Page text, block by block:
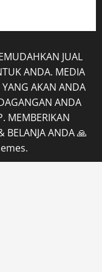
JUAL
ANDA. MEDIA
AKAN ANDA
ANDA
MEMBERIKAN
BELANJA ANDA 🙏